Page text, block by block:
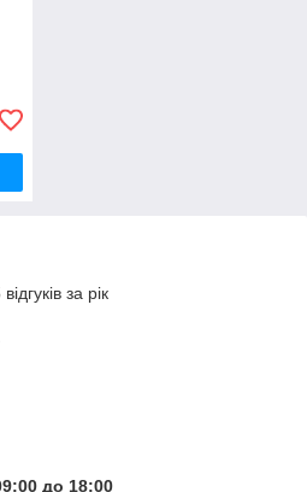
за рік
до 18:00